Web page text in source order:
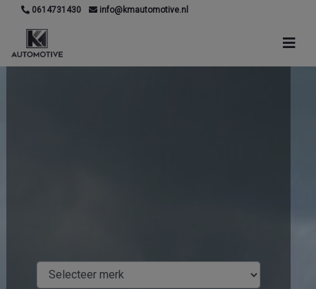
0614731430 info@kmautomotive.nl